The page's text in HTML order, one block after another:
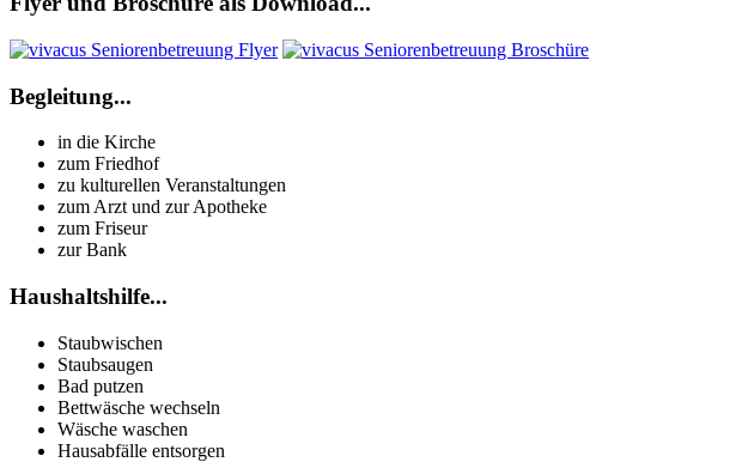
Begleitung...
in die Kirche
zum Friedhof
zu kulturellen Veranstaltungen
zum Arzt und zur Apotheke
zum Friseur
zur Bank
Haushaltshilfe...
Staubwischen
Staubsaugen
Bad putzen
Bettwäsche wechseln
Wäsche waschen
Hausabfälle entsorgen